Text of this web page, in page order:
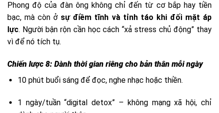
Phong độ của đàn ông không chỉ đến từ cơ bắp hay tiền
bạc, mà còn ở sự điềm tĩnh và tỉnh táo khi đối mặt áp
lực. Người bận rộn cần học cách “xả stress chủ động” thay
vì để nó tích tụ.
Chiến lược 8: Dành thời gian riêng cho bản thân mỗi ngày
10 phút buổi sáng để đọc, nghe nhạc hoặc thiền.
1 ngày/tuần “digital detox” – không mạng xã hội, chỉ